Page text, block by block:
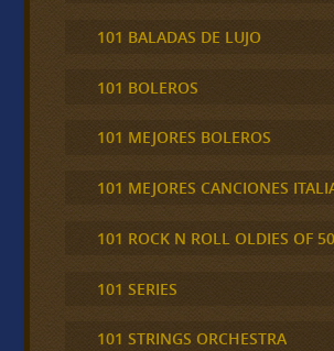
101 BALADAS DE LUJO
101 BOLEROS
101 MEJORES BOLEROS
101 MEJORES CANCIONES
101 ROCK N ROLL OLDIES OF
101 SERIES
101 STRINGS ORCHESTRA